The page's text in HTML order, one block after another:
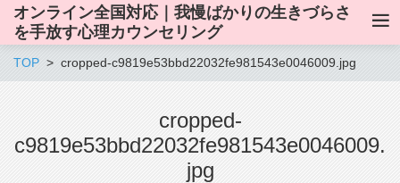
オンライン全国対応｜我慢ばかりの生きづらさ
を手放す心理カウンセリング
TOP cropped-c9819e53bbd22032fe981543e0046009.jpg
cropped-
c9819e53bbd22032fe981543e0046009.
jpg